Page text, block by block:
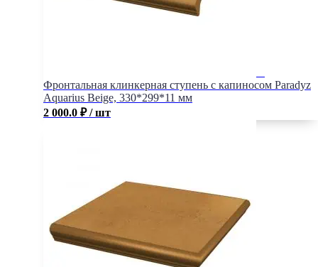
Фронтальная клинкерная ступень с капиносом Paradyz
Aquarius Beige, 330*299*11 мм
2 000.0 ₽ / шт